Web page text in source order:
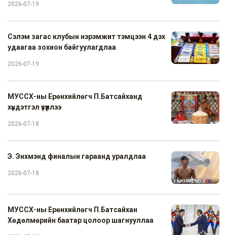
2026-07-19
Сэлэм загас клубын нэрэмжит тэмцээн 4 дэх
удаагаа зохион байгуулагдлаа
2026-07-19
МУССХ-ны Ерөнхийлөгч П.Батсайханд
хүндэтгэл үзүүллээ
2026-07-18
Э. Энхмэнд финалын гараанд уралдлаа
2026-07-18
МУССХ-ны Ерөнхийлөгч П.Батсайхан
Хөдөлмөрийн баатар цолоор шагнууллаа